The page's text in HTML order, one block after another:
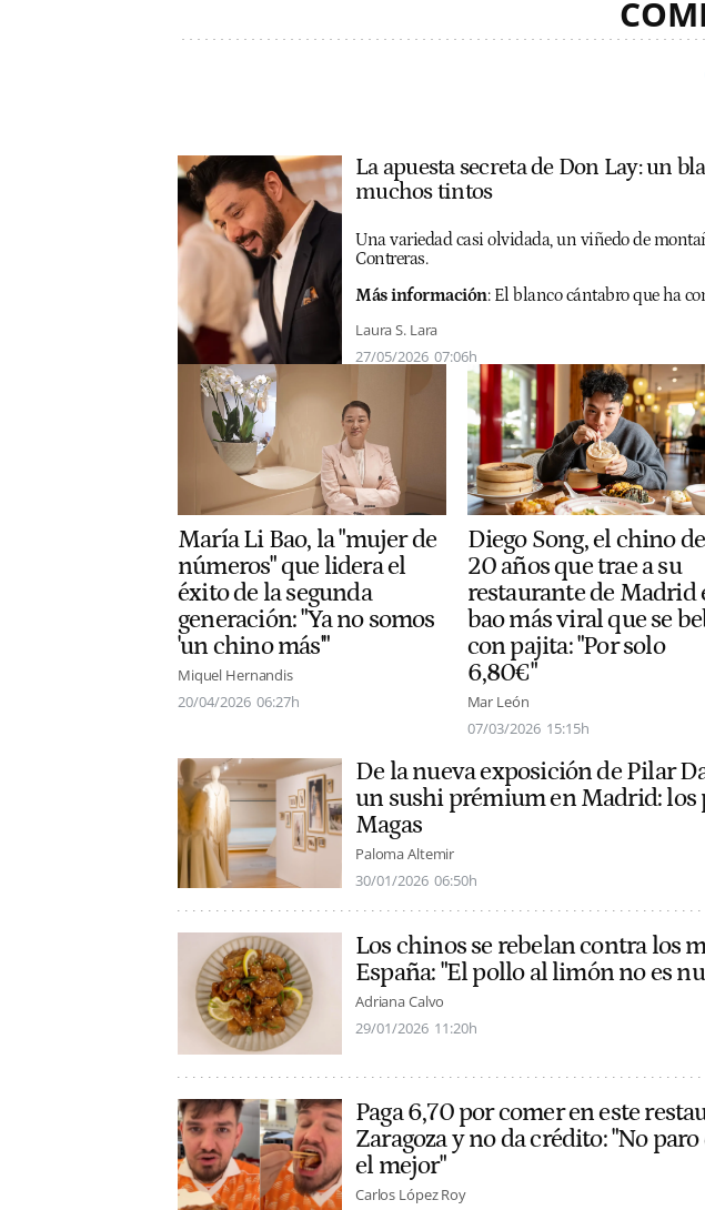
La apuesta secreta de Don Lay: un
muchos tintos
Una variedad casi olvidada, un viñedo de
Contreras.
Más información:El blanco cántabro que ha
Laura S. Lara
27/05/2026 07:06h
María Li Bao, la "mujer de
números" que lidera el
éxito de la segunda
generación: "Ya no somos
'un chino más'"
Miquel Hernandis
20/04/2026 06:27h
Diego Song, el chino de
20 años que trae a su
restaurante de Madrid
bao más viral que se
con pajita: "Por solo
6,80€"
Mar León
07/03/2026 15:15h
De la nueva exposición de Pilar
un sushi prémium en Madrid: los
Magas
Paloma Altemir
30/01/2026 06:50h
Los chinos se rebelan contra los
España: "El pollo al limón no es
Adriana Calvo
29/01/2026 11:20h
Paga 6,70 por comer en este
Zaragoza y no da crédito: "No
el mejor"
Carlos López Roy